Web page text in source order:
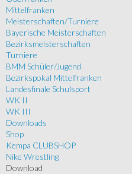
Mittelfranken
Meisterschaften/Turniere
Bayerische Meisterschaften
Bezirksmeisterschaften
Turniere
BMM Schüler/Jugend
Bezirkspokal Mittelfranken
Landesfinale Schulsport
WK II
WK III
Downloads
Shop
Kempa CLUBSHOP
Nike Wrestling
Download